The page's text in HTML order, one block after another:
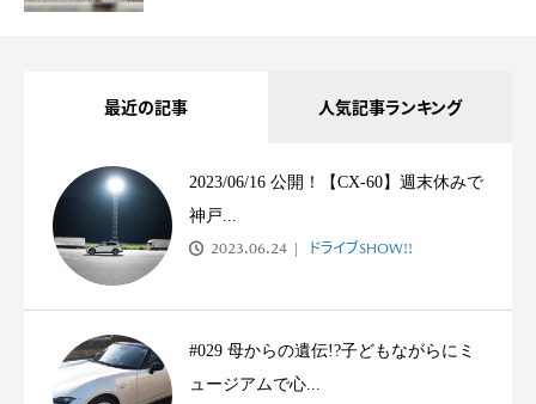
最近の記事 人気記事ランキング
2023/06/16 公開！【CX-60】週末休みで
神戸...
2023.06.24 ドライブSHOW!!
#029 母からの遺伝!?子どもながらにミ
ュージアムで心...